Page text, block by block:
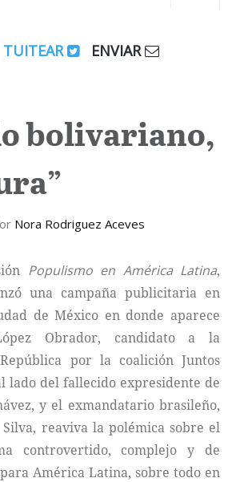
TUITEAR
ENVIAR
bolivariano,
Nora Rodriguez Aceves
Populismo en América Latina,
una campaña publicitaria en
de México en donde aparece
Obrador, candidato a la
por la coalición Juntos
lado del fallecido expresidente de
y el exmandatario brasileño,
reaviva la polémica sobre el
controvertido, complejo y de
América Latina, sobre todo en